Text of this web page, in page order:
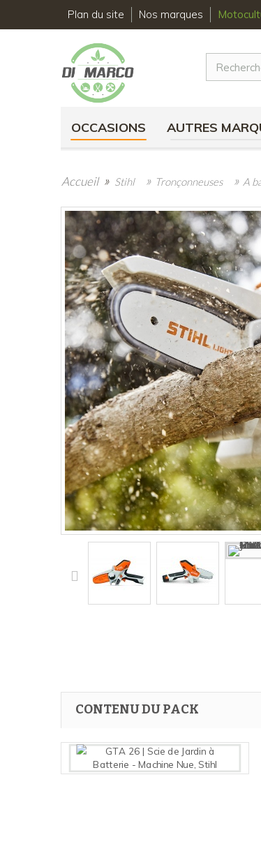
Plan du site Nos marques
OCCASIONS AUTRES
Accueil » Stihl » Tronçonneuses » A
CONTENU DU PACK